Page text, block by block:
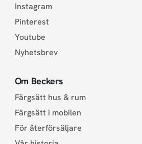
Instagram
Pinterest
Youtube
Nyhetsbrev
Om Beckers
Färgsätt hus & rum
Färgsätt i mobilen
För återförsäljare